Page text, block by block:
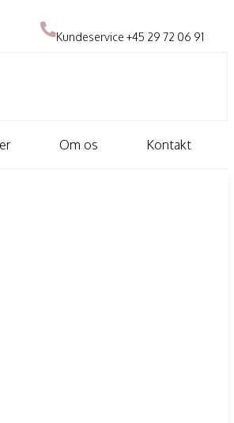
Kundeservice +45 29 72 06 91
Om os Kontakt